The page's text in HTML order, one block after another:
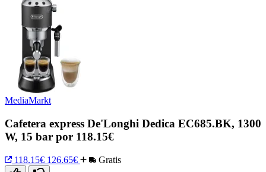
MediaMarkt
Cafetera express De'Longhi Dedica EC685.BK, 1300
W, 15 bar por 118.15€
118.15€ 126.65€ Gratis